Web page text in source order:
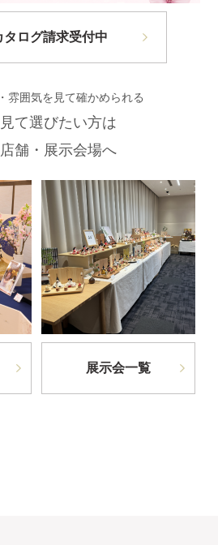
タログ請求受付中
雰囲気を見て確かめられる
て選びたい方は
舗・展示会場へ
展示会一覧